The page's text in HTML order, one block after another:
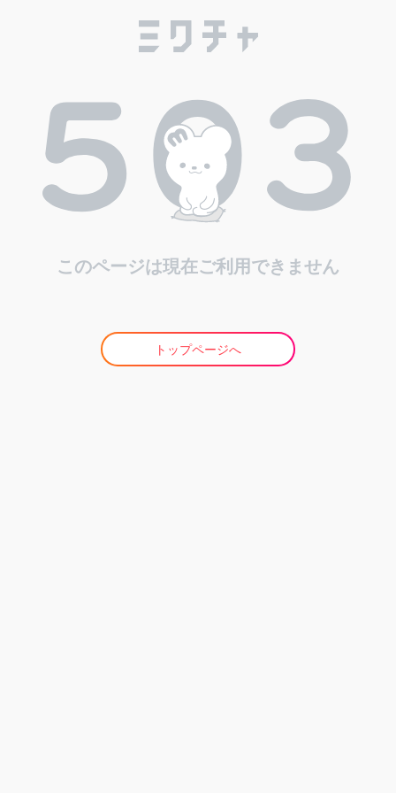
このページは現在ご利用できません